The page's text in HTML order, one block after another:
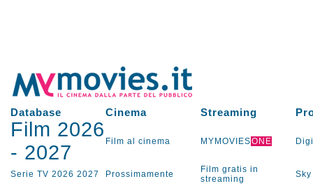
Database Cinema Streaming
Film 2026
- 2027 Film al cinema MYMOVIESONE
Serie TV 2026 2027 Prossimamente
Film gratis in
streaming
Sky